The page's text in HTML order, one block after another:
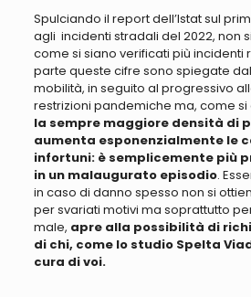
Spulciando il report dell’Istat sul
agli incidenti stradali del 2022, non
come si siano verificati più incidenti
parte queste cifre sono spiegate
mobilità, in seguito al progressivo
restrizioni pandemiche ma, come
la sempre maggiore densità di
aumenta esponenzialmente le
infortuni: è semplicemente più
in un malaugurato episodio.
in caso di danno spesso non si
per svariati motivi ma soprattutto
male, apre alla possibilità di
di chi, come lo studio Spelta
cura di voi.